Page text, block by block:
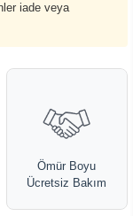
iade veya
Ömür Boyu
Ücretsiz Bakım